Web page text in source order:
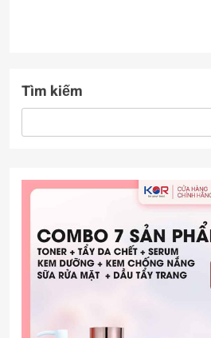
Tìm kiếm